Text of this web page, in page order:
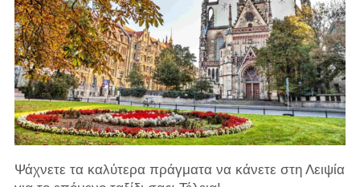
Ψάχνετε τα καλύτερα πράγματα να κάνετε στη Λειψία